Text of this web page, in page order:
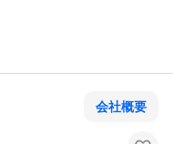
会社概要